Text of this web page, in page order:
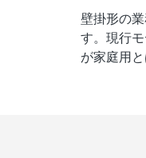
壁掛形の
す。現行
が家庭用